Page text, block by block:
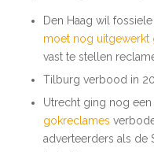
Den Haag wil
moet nog uitgewerkt
vast te stellen
Tilburg verbood in
Utrecht ging nog
gokreclames
adverteerders als de